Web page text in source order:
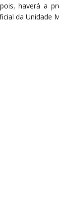
haverá a
da Unidade